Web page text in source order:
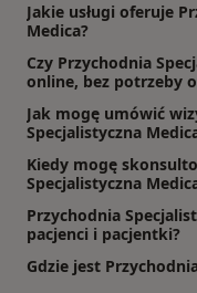
Jakie usługi oferuje
Medica?
Czy Przychodnia
online, bez potrzeby
Jak mogę umówić
Specjalistyczna
Kiedy mogę
Specjalistyczna
Przychodnia
pacjenci i pacjentki?
Gdzie jest